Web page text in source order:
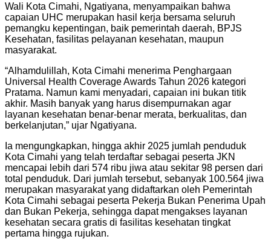
Wali Kota Cimahi, Ngatiyana, menyampaikan bahwa
capaian UHC merupakan hasil kerja bersama seluruh
pemangku kepentingan, baik pemerintah daerah, BPJS
Kesehatan, fasilitas pelayanan kesehatan, maupun
masyarakat.
“Alhamdulillah, Kota Cimahi menerima Penghargaan
Universal Health Coverage Awards Tahun 2026 kategori
Pratama. Namun kami menyadari, capaian ini bukan titik
akhir. Masih banyak yang harus disempurnakan agar
layanan kesehatan benar-benar merata, berkualitas, dan
berkelanjutan,” ujar Ngatiyana.
Ia mengungkapkan, hingga akhir 2025 jumlah penduduk
Kota Cimahi yang telah terdaftar sebagai peserta JKN
mencapai lebih dari 574 ribu jiwa atau sekitar 98 persen dari
total penduduk. Dari jumlah tersebut, sebanyak 100.564 jiwa
merupakan masyarakat yang didaftarkan oleh Pemerintah
Kota Cimahi sebagai peserta Pekerja Bukan Penerima Upah
dan Bukan Pekerja, sehingga dapat mengakses layanan
kesehatan secara gratis di fasilitas kesehatan tingkat
pertama hingga rujukan.